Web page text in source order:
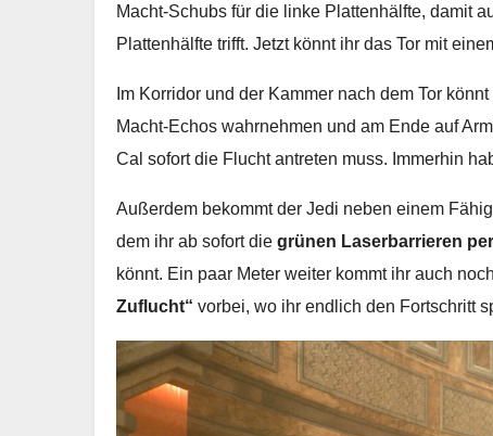
Macht-Schubs für die linke Plattenhälfte, damit
Plattenhälfte trifft. Jetzt könnt ihr das Tor mit
Im Korridor und der Kammer nach dem Tor
Macht-Echos wahrnehmen und am Ende auf
Cal sofort die Flucht antreten muss. Immerhin
Außerdem bekommt der Jedi neben einem
dem ihr ab sofort die grünen Laserbarrieren
könnt. Ein paar Meter weiter kommt ihr auch
Zuflucht“ vorbei, wo ihr endlich den Fortschritt